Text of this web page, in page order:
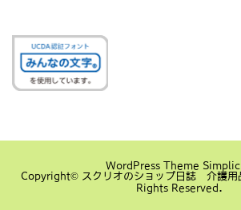
WordPress Theme
Copyright© スクリオのショップ日誌 介護用
Rights Reserved.